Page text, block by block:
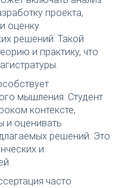
проекта,
оценку
решений. Такой
и практику, что
мышления. Студент
контексте,
и оценивать
решений. Это
и
часто